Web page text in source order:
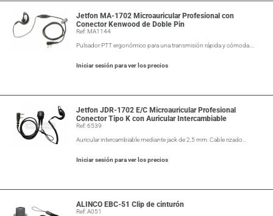
Jetfon MA-1702 Microauricular Profesional con
Conector Kenwood de Doble Pin
Ref: MA1144
Pulsador PTT ergonómico para una transmisión rápida y cómoda.…
Iniciar sesión para ver los precios
Jetfon JDR-1702 E/C Microauricular Profesional
Conector Tipo K con Auricular Intercambiable
Ref: 6539
Auricular intercambiable mediante jack de 2,5 mm. Cable rizado…
Iniciar sesión para ver los precios
ALINCO EBC-51 Clip de cinturón
Ref: A051